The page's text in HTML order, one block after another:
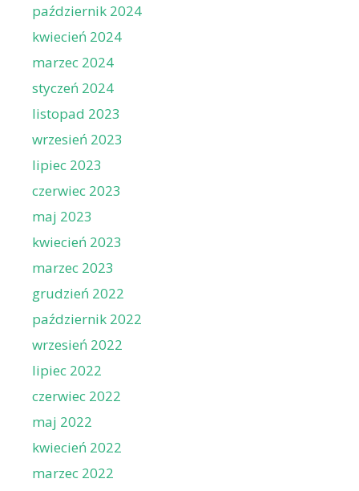
październik 2024
kwiecień 2024
marzec 2024
styczeń 2024
listopad 2023
wrzesień 2023
lipiec 2023
czerwiec 2023
maj 2023
kwiecień 2023
marzec 2023
grudzień 2022
październik 2022
wrzesień 2022
lipiec 2022
czerwiec 2022
maj 2022
kwiecień 2022
marzec 2022